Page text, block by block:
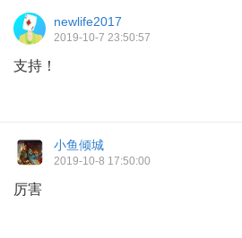
newlife2017
2019-10-7 23:50:57
支持！
小鱼倾城
2019-10-8 17:50:00
厉害